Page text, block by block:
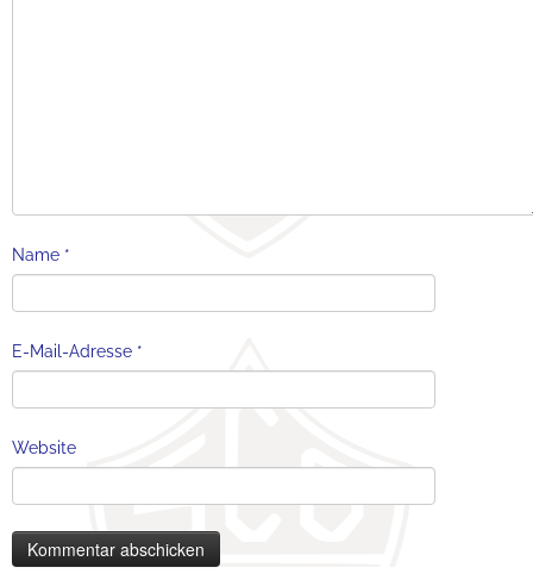
Name *
E-Mail-Adresse *
Website